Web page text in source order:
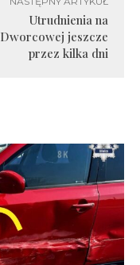
Utrudnienia na
Dworcowej jeszcze
przez kilka dni